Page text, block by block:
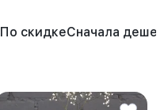
По скидкеСначала